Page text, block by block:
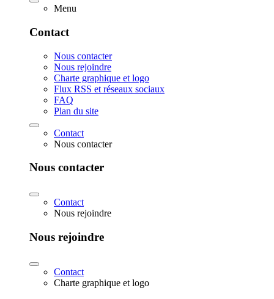
Menu
Contact
Nous contacter
Nous rejoindre
Charte graphique et logo
Flux RSS et réseaux sociaux
FAQ
Plan du site
Contact
Nous contacter
Nous contacter
Contact
Nous rejoindre
Nous rejoindre
Contact
Charte graphique et logo